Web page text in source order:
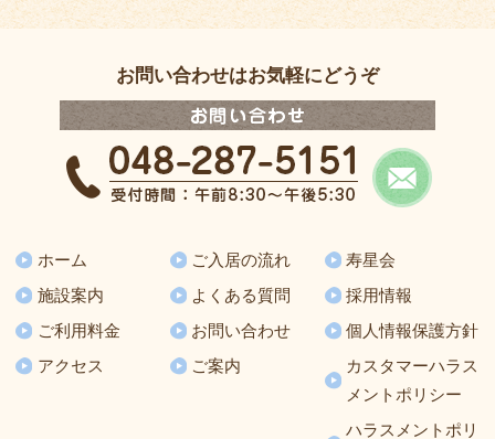
お問い合わせはお気軽にどうぞ
ホーム
施設案内
ご利用料金
アクセス
ご入居の流れ
よくある質問
お問い合わせ
ご案内
寿星会
採用情報
個人情報保護方針
カスタマーハラス
メントポリシー
ハラスメントポリ